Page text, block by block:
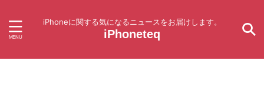
iPhoneに関する気になるニュースをお届けします。
iPhoneteq